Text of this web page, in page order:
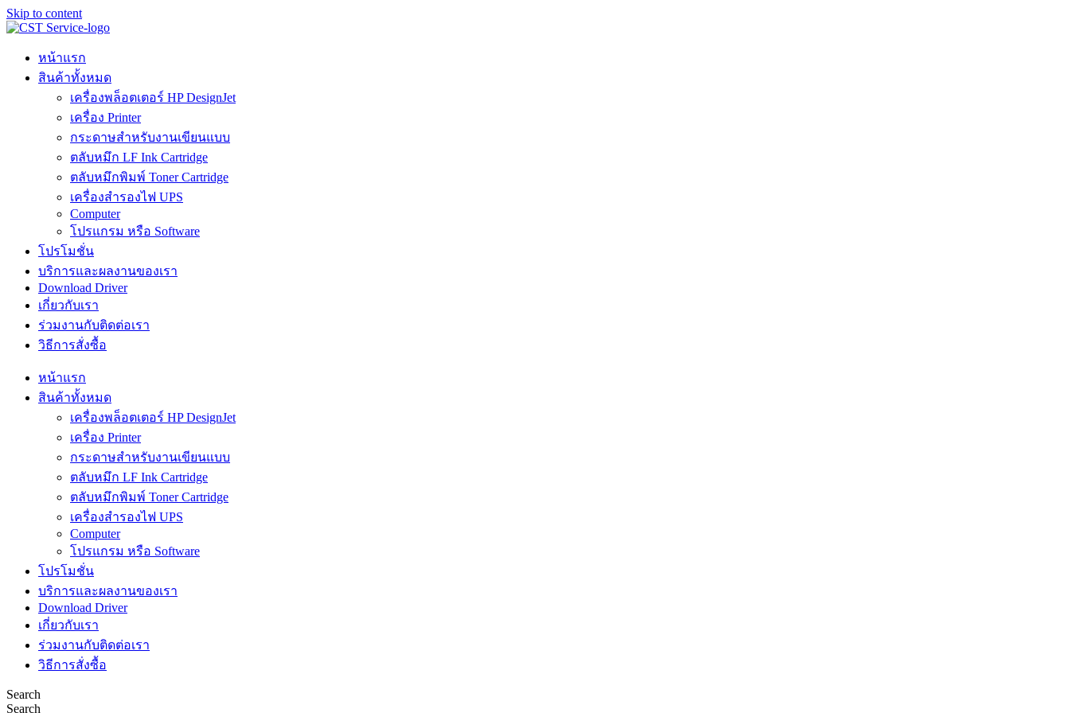
Skip to content
หน้าแรก
สินค้าทั้งหมด
เครื่องพล็อตเตอร์ HP DesignJet
เครื่อง Printer
กระดาษสำหรับงานเขียนแบบ
ตลับหมึก LF Ink Cartridge
ตลับหมึกพิมพ์ Toner Cartridge
เครื่องสำรองไฟ UPS
Computer
โปรแกรม หรือ Software
โปรโมชั่น
บริการและผลงานของเรา
Download Driver
เกี่ยวกับเรา
ร่วมงานกับติดต่อเรา
วิธีการสั่งซื้อ
หน้าแรก
สินค้าทั้งหมด
เครื่องพล็อตเตอร์ HP DesignJet
เครื่อง Printer
กระดาษสำหรับงานเขียนแบบ
ตลับหมึก LF Ink Cartridge
ตลับหมึกพิมพ์ Toner Cartridge
เครื่องสำรองไฟ UPS
Computer
โปรแกรม หรือ Software
โปรโมชั่น
บริการและผลงานของเรา
Download Driver
เกี่ยวกับเรา
ร่วมงานกับติดต่อเรา
วิธีการสั่งซื้อ
Search
Search